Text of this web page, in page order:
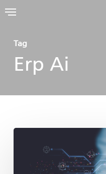
Tag
Erp Ai